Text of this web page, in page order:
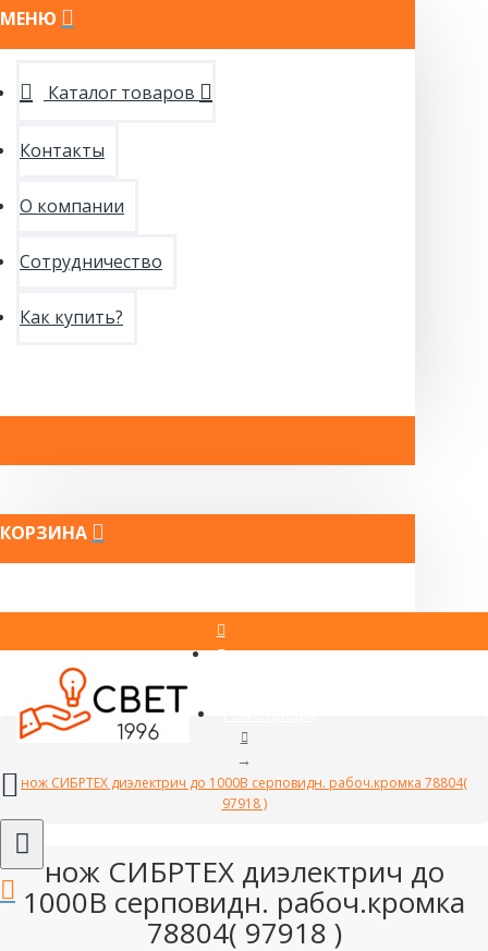
МЕНЮ
Каталог товаров
Контакты
О компании
Сотрудничество
Как купить?
КОРЗИНА
Вход
нож СИБРТЕХ диэлектрич до 1000В серповидн. рабоч.кромка 78804(
97918 )
нож СИБРТЕХ диэлектрич до
1000В серповидн. рабоч.кромка
78804( 97918 )